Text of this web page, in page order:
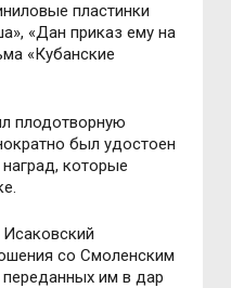
пластинки
«Дан приказ ему на
«Кубанские
плодотворную
был удостоен
которые
со Смоленским
им в дар